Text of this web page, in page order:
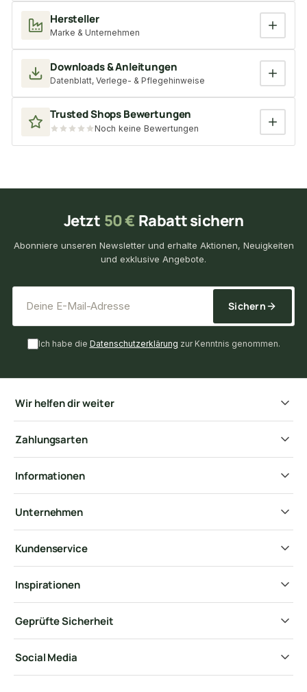
Hersteller
Marke & Unternehmen
Downloads & Anleitungen
Datenblatt, Verlege- & Pflegehinweise
Trusted Shops Bewertungen
Noch keine Bewertungen
Jetzt 50 € Rabatt sichern
Abonniere unseren Newsletter und erhalte Aktionen, Neuigkeiten
und exklusive Angebote.
Sichern
Ich habe die Datenschutzerklärung zur Kenntnis genommen.
Wir helfen dir weiter
Zahlungsarten
Informationen
Unternehmen
Kundenservice
Inspirationen
Geprüfte Sicherheit
Social Media